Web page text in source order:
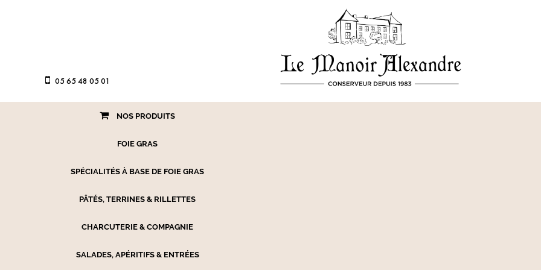
05 65 48 05 01
NOS PRODUITS
FOIE GRAS
SPÉCIALITÉS À BASE DE FOIE GRAS
PÂTÉS, TERRINES & RILLETTES
CHARCUTERIE & COMPAGNIE
SALADES, APÉRITIFS & ENTRÉES